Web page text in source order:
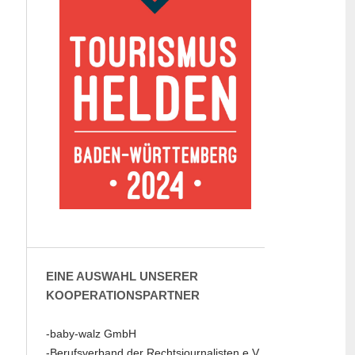
EINE AUSWAHL UNSERER
KOOPERATIONSPARTNER
-baby-walz GmbH